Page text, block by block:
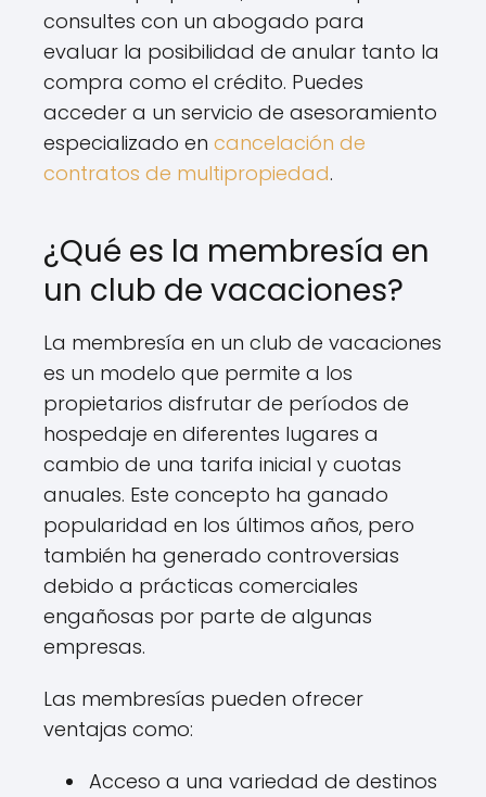
consultes con un abogado para
evaluar la posibilidad de anular tanto la
compra como el crédito. Puedes
acceder a un servicio de asesoramiento
especializado en cancelación de
contratos de multipropiedad.
¿Qué es la membresía en
un club de vacaciones?
La membresía en un club de vacaciones
es un modelo que permite a los
propietarios disfrutar de períodos de
hospedaje en diferentes lugares a
cambio de una tarifa inicial y cuotas
anuales. Este concepto ha ganado
popularidad en los últimos años, pero
también ha generado controversias
debido a prácticas comerciales
engañosas por parte de algunas
empresas.
Las membresías pueden ofrecer
ventajas como:
Acceso a una variedad de destinos